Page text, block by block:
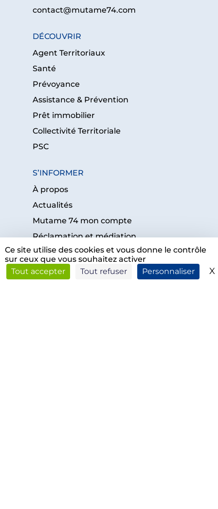
Ce site utilise des cookies et vous donne le contrôle
sur ceux que vous souhaitez activer
Tout accepter
Tout refuser Personnaliser X
contact@mutame74.com
DÉCOUVRIR
Agent Territoriaux
Santé
Prévoyance
Assistance & Prévention
Prêt immobilier
Collectivité Territoriale
PSC
S’INFORMER
À propos
Actualités
Mutame 74 mon compte
Réclamation et médiation
FAQ
Statuts et réglements mutualistes